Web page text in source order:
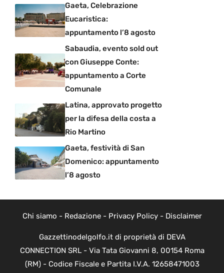
Gaeta, Celebrazione
Eucaristica:
appuntamento l’8 agosto
Sabaudia, evento sold out
con Giuseppe Conte:
appuntamento a Corte
Comunale
Latina, approvato progetto
per la difesa della costa a
Rio Martino
Gaeta, festività di San
Domenico: appuntamento
l’8 agosto
Chi siamo - Redazione- Privacy Policy- Disclaimer
Gazzettinodelgolfo.it di proprietà di DEVA
CONNECTION SRL - Via Tata Giovanni 8, 00154 Roma
(RM) - Codice Fiscale e Partita I.V.A. 12658471003